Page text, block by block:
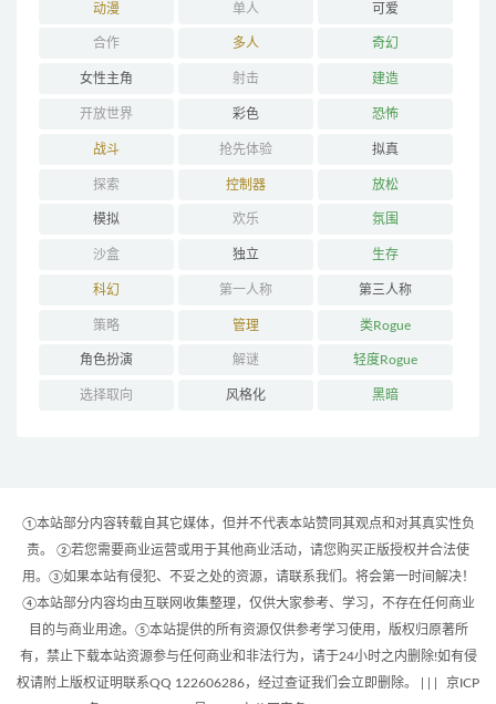
动漫 单人 可爱
合作 多人 奇幻
女性主角 射击 建造
开放世界 彩色 恐怖
战斗 抢先体验 拟真
探索 控制器 放松
模拟 欢乐 氛围
沙盒 独立 生存
科幻 第一人称 第三人称
策略 管理 类Rogue
角色扮演 解谜 轻度Rogue
选择取向 风格化 黑暗
①本站部分内容转载自其它媒体，但并不代表本站赞同其观点和对其真实性负
责。 ②若您需要商业运营或用于其他商业活动，请您购买正版授权并合法使
用。③如果本站有侵犯、不妥之处的资源，请联系我们。将会第一时间解决！
④本站部分内容均由互联网收集整理，仅供大家参考、学习，不存在任何商业
目的与商业用途。⑤本站提供的所有资源仅供参考学习使用，版权归原著所
有，禁止下载本站资源参与任何商业和非法行为，请于24小时之内删除!如有侵
权请附上版权证明联系QQ 122606286，经过查证我们会立即删除。 | |
京ICP